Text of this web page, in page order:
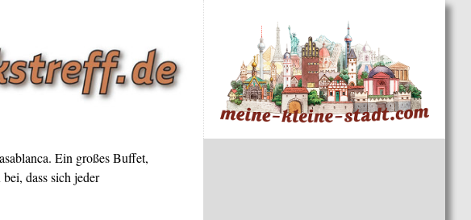
Ein großes Buffet,
dass sich jeder